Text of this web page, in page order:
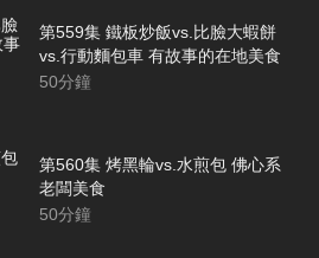
第559集 鐵板炒飯vs.比臉大蝦餅
vs.行動麵包車 有故事的在地美食
50分鐘
第560集 烤黑輪vs.水煎包 佛心系
老闆美食
50分鐘